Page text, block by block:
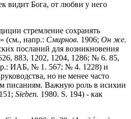
видит Бога, от любви у него
стремление сохранять
(см., напр.: Смирнов. 1906; Он же.
посланий для возникновения
883, 1202, 1204, 1286; № 6. 85,
ИАБ, № 1. 567; № 4. 1228) и
но не менее часто
писаниям. Важную роль в исихии
Sieben. 1980. S. 194) - как